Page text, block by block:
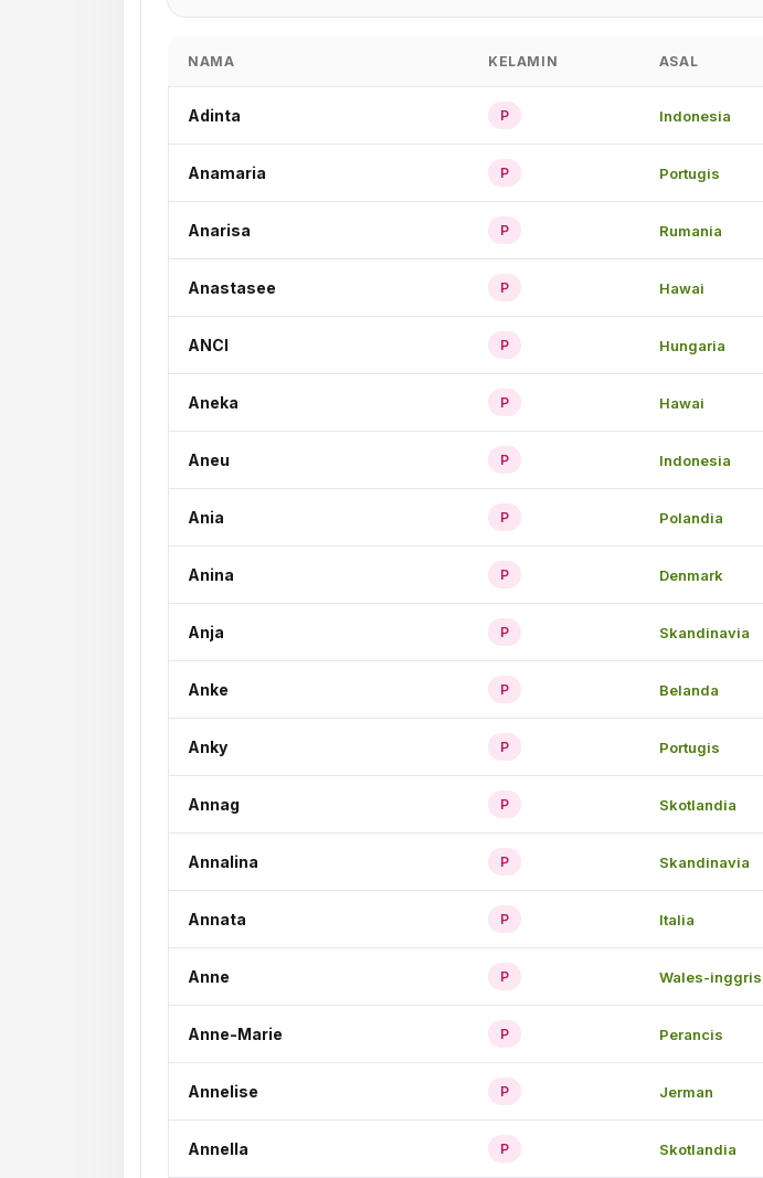
NAMA KELAMIN ASAL
Adinta P Indonesia
Anamaria P Portugis
Anarisa P Rumania
Anastasee P Hawai
ANCI P Hungaria
Aneka P Hawai
Aneu P Indonesia
Ania P Polandia
Anina P Denmark
Anja P Skandinavia
Anke P Belanda
Anky P Portugis
Annag P Skotlandia
Annalina P Skandinavia
Annata P Italia
Anne P Wales-inggris
Anne-Marie P Perancis
Annelise P Jerman
Annella P Skotlandia